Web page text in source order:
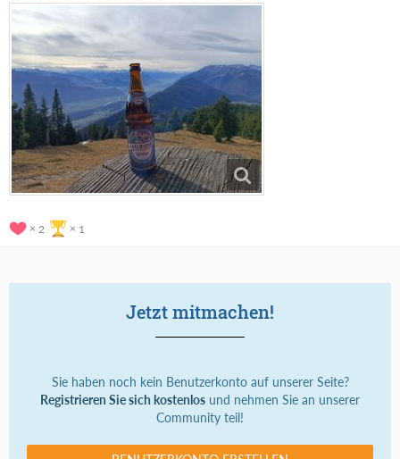
2 1
Jetzt mitmachen!
Sie haben noch kein Benutzerkonto auf unserer Seite?
Registrieren Sie sich kostenlos und nehmen Sie an unserer
Community teil!